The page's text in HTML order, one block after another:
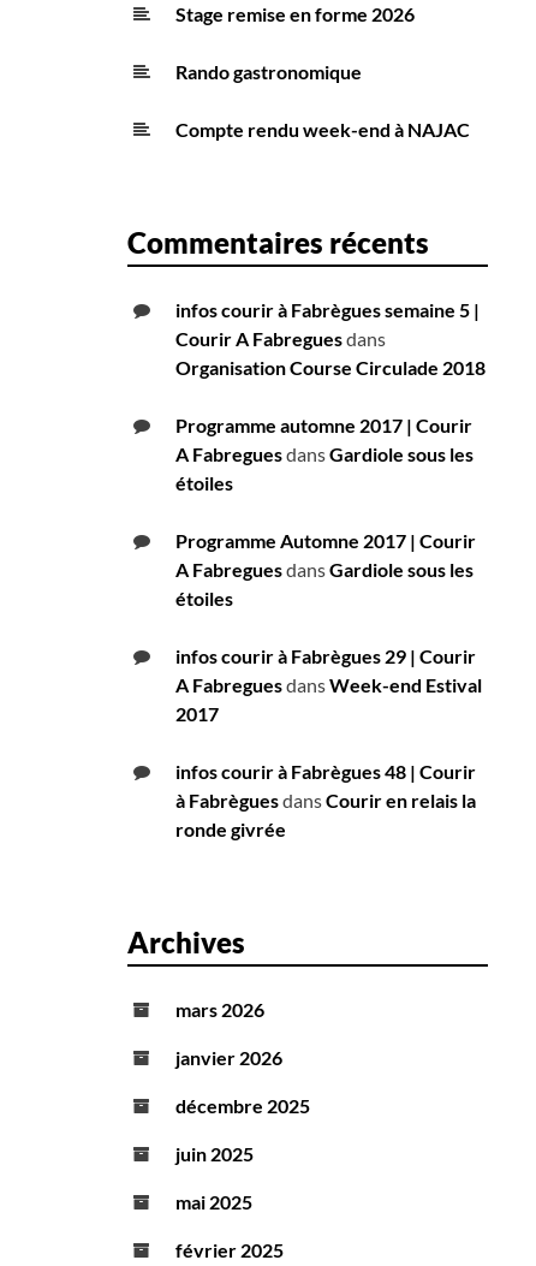
Stage remise en forme 2026
Rando gastronomique
Compte rendu week-end à NAJAC
Commentaires récents
infos courir à Fabrègues semaine 5 |
Courir A Fabreguesdans
Organisation Course Circulade 2018
Programme automne 2017 | Courir
A FabreguesdansGardiole sous les
étoiles
Programme Automne 2017 | Courir
A FabreguesdansGardiole sous les
étoiles
infos courir à Fabrègues 29 | Courir
A FabreguesdansWeek-end Estival
2017
infos courir à Fabrègues 48 | Courir
à FabrèguesdansCourir en relais la
ronde givrée
Archives
mars 2026
janvier 2026
décembre 2025
juin 2025
mai 2025
février 2025